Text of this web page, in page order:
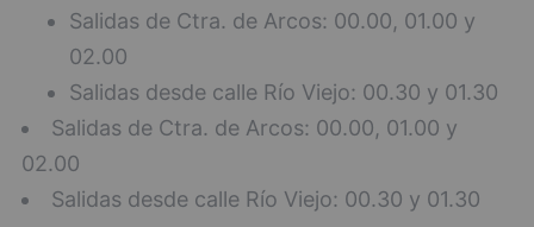
Salidas de Ctra. de Arcos: 00.00, 01.00 y
02.00
Salidas desde calle Río Viejo: 00.30 y 01.30
Salidas de Ctra. de Arcos: 00.00, 01.00 y
02.00
Salidas desde calle Río Viejo: 00.30 y 01.30